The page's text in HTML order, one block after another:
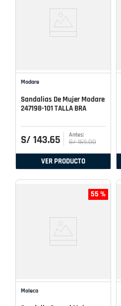
Modare
Sandalias De Mujer Modare
247198-101 TALLA BRA
S/ 143.65 S/ 169.00
VER PRODUCTO
55 %
Moleca